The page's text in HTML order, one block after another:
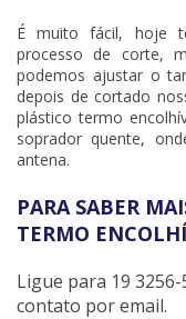
É muito fácil, hoje
processo de corte,
podemos ajustar o
depois de cortado
plástico termo
soprador quente,
antena.
PARA SABER
TERMO
Ligue para 19
contato por email.